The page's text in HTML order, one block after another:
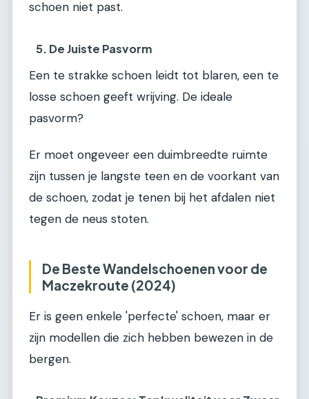
schoen niet past.
5. De Juiste Pasvorm
Een te strakke schoen leidt tot blaren, een te
losse schoen geeft wrijving. De ideale
pasvorm?
Er moet ongeveer een duimbreedte ruimte
zijn tussen je langste teen en de voorkant van
de schoen, zodat je tenen bij het afdalen niet
tegen de neus stoten.
De Beste Wandelschoenen voor de
Maczekroute (2024)
Er is geen enkele 'perfecte' schoen, maar er
zijn modellen die zich hebben bewezen in de
bergen.